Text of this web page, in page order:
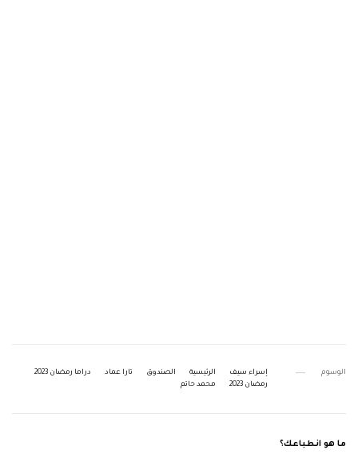
الوسوم إسراء سيف الرئيسية الصندوق تارا عماد
دراما رمضان 2023
رمضان 2023
محمد حاتم
ما هو انطباعك؟